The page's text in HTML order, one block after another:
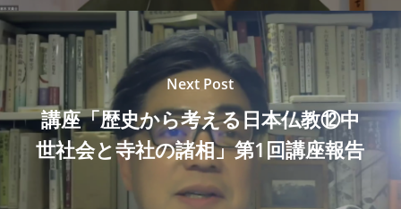
Next Post
講座「歴史から考える日本仏教⑫中
世社会と寺社の諸相」第1回講座報告